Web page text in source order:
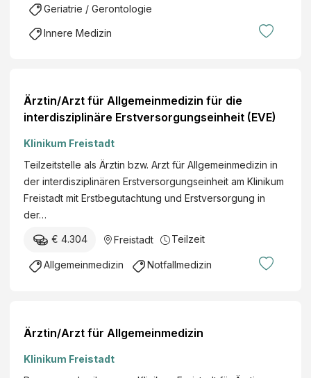
Geriatrie / Gerontologie
Innere Medizin
Ärztin/Arzt für Allgemeinmedizin für die
interdisziplinäre Erstversorgungseinheit (EVE)
Klinikum Freistadt
Teilzeitstelle als Ärztin bzw. Arzt für Allgemeinmedizin in
der interdisziplinären Erstversorgungseinheit am Klinikum
Freistadt mit Erstbegutachtung und Erstversorgung in
der…
€ 4.304 Freistadt Teilzeit
Allgemeinmedizin Notfallmedizin
Ärztin/Arzt für Allgemeinmedizin
Klinikum Freistadt